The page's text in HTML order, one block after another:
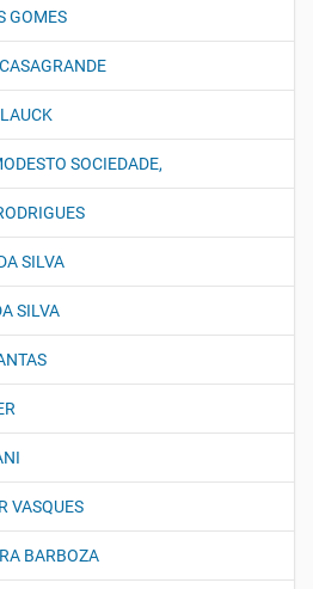
GOMES
SOCIEDADE,
SILVA
SILVA
VASQUES
BARBOZA